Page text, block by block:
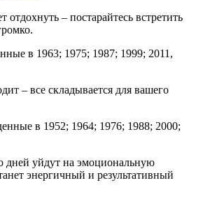
отдохнуть – постарайтесь встретить
в 1963; 1975; 1987; 1999; 2011,
– все складывается для вашего
в 1952; 1964; 1976; 1988; 2000;
дней уйдут на эмоциональную
энергичный и результативный